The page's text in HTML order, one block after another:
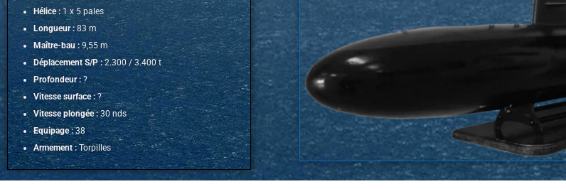
Hélice :1 x 5 pales
Longueur :83 m
Maître-bau : 9,55 m
Déplacement S/P :2.300 / 3.400 t
Profondeur : ?
Vitesse surface :?
Vitesse plongée :30 nds
Equipage :38
Armement :Torpilles